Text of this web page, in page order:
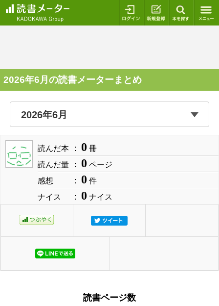
ログイン 新規登録
2026年6月の読書メーターまとめ
読んだ本 0 冊
読んだ量
0 ページ
感想
0 件
ナイス
0 ナイス
読書ページ数